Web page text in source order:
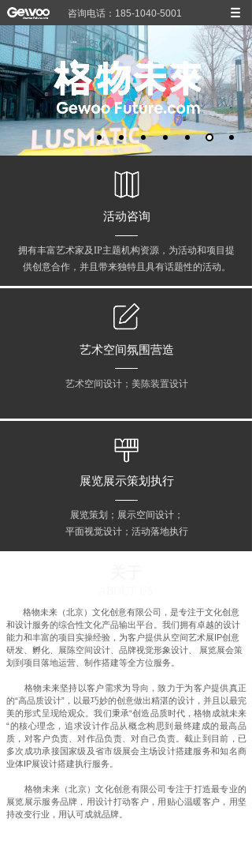
咨询电话：185-1040-5001
活动咨询
拥有丰富艺术家及IP主题机构资源，为活动和项目提
供创意合作，并且带来独特且具有话题性的活动。
艺术空间氛围营造
艺术空间设计；美陈装置设计
展览展示策划执行
展览策划；展示空间设计；
平面视觉设计；活动落地执行
格物未来（北京）文化创意有限公司，是专注于文化创意
和设计服务的综合性文化产品输出平台。我们拥有卓越的设计
能力和丰富的项目实操经验，为客户提供从空间艺术展IP创意
研发、孵化、展陈空间设计、品牌视觉形象设计、 展览展会策
划到项目落地运营、制作搭建等全方位服务。
格物未来坚持以客户需求为导向，致力于为客户提供真正
的“高品质设计”，以最巧妙的创意做出精湛的设计，并且以最完
美的形式呈现给观众。我们秉承“创造品质时代，格物成就未来
“的核心理念，追求设计作品从概念构思到最终建成的最高品
质，对客户负责、对作品负责、对自己负责。截止到目前，已
多次成功承接国家级及省市级展会主场设计搭建服务和知名商
业体IP展设计搭建执行服务。
格物未来（北京）文化创意有限公司专注于打造最专业的
展览展示服务品牌，用设计打动客户，用贴心温暖客户，用坚
持改变行业，用认可成就品牌。